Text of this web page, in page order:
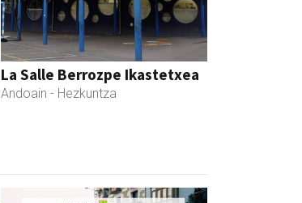
La Salle Berrozpe Ikastetxea
Andoain - Hezkuntza